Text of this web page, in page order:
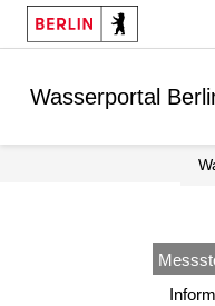
Springe zur Navigation
Springe zum Inhalt
Wasserportal